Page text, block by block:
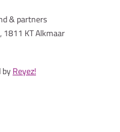
& partners
1811 KT Alkmaar
Reyez!